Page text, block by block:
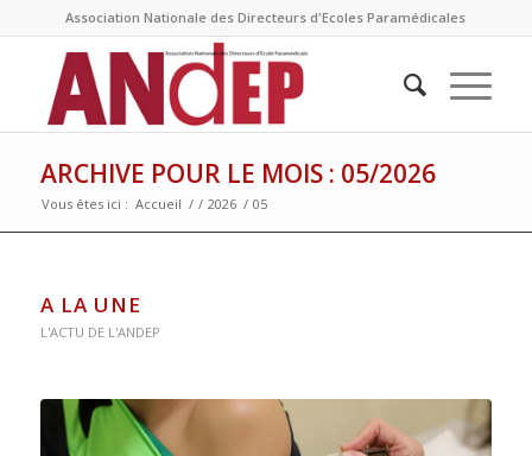
Association Nationale des Directeurs d'Ecoles Paramédicales
ARCHIVE POUR LE MOIS : 05/2026
Vous êtes ici : Accueil / / 2026 / 05
A LA UNE
L'ACTU DE L'ANDEP